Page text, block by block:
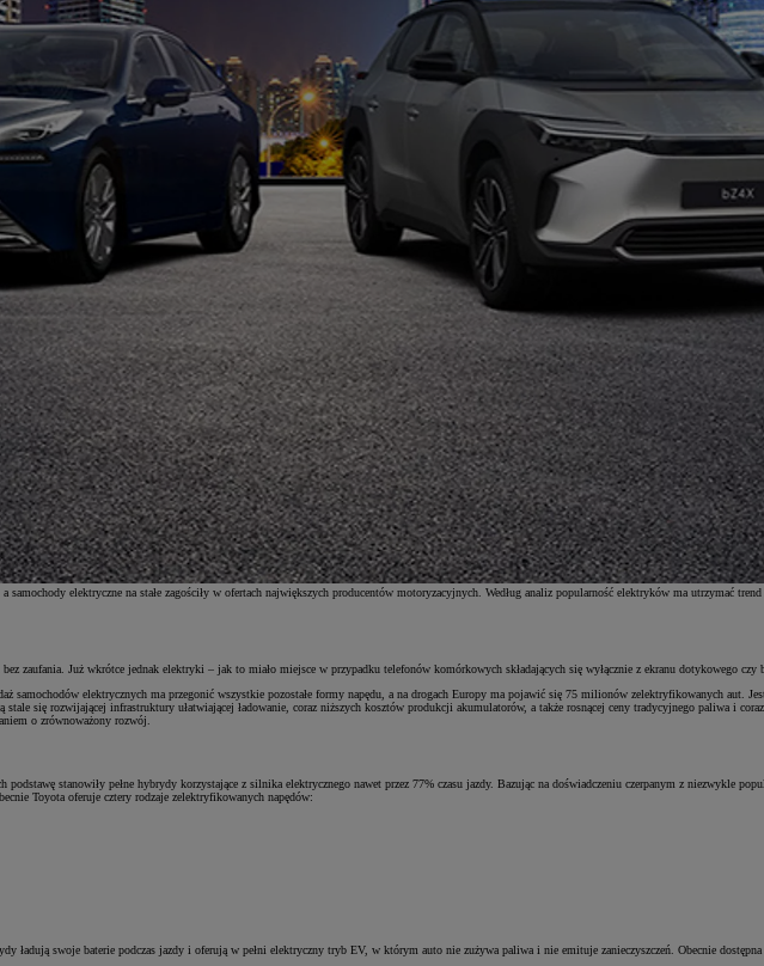
elektryczne na stałe zagościły w ofertach największych producentów motoryzacyjnych. Według analiz popularność elektryków ma utrzymać
zaufania. Już wkrótce jednak elektryki – jak to miało miejsce w przypadku telefonów komórkowych składających się wyłącznie z ekranu dotykowego czy
elektrycznych ma przegonić wszystkie pozostałe formy napędu, a na drogach Europy ma pojawić się 75 milionów zelektryfikowanych aut.
się rozwijającej infrastruktury ułatwiającej ładowanie, coraz niższych kosztów produkcji akumulatorów, a także rosnącej ceny tradycyjnego paliwa i
o zrównoważony rozwój.
stanowiły pełne hybrydy korzystające z silnika elektrycznego nawet przez 77% czasu jazdy. Bazując na doświadczeniu czerpanym z niezwykle
Toyota oferuje cztery rodzaje zelektryfikowanych napędów:
ładują swoje baterie podczas jazdy i oferują w pełni elektryczny tryb EV, w którym auto nie zużywa paliwa i nie emituje zanieczyszczeń. Obecnie